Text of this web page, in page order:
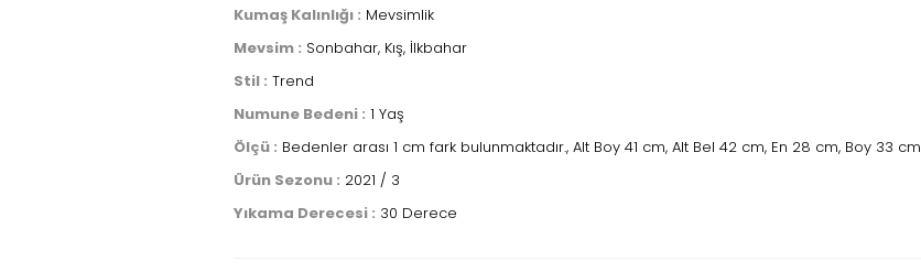
Kumaş Kalınlığı : Mevsimlik
Mevsim : Sonbahar, Kış, İlkbahar
Stil : Trend
Numune Bedeni : 1 Yaş
Ölçü : Bedenler arası 1 cm fark bulunmaktadır., Alt Boy 41 cm, Alt Bel 42 cm, En 28 cm, Boy 33 cm
Ürün Sezonu : 2021 / 3
Yıkama Derecesi : 30 Derece